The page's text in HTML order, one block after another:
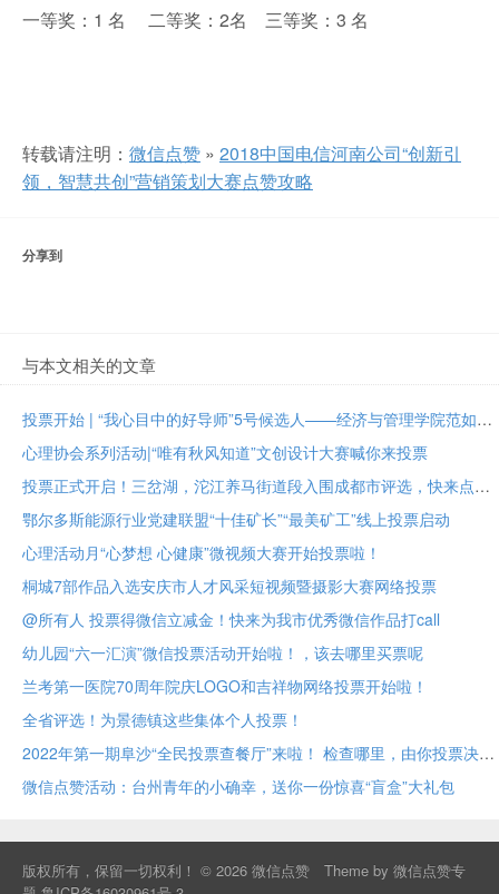
一等奖：1 名 二等奖：2名 三等奖：3 名
转载请注明： 微信点赞 » 2018中国电信河南公司“创新引
领，智慧共创”营销策划大赛点赞攻略
分享到
与本文相关的文章
投票开始 | “我心目中的好导师”5号候选人——经济与管理学院范如国教授
心理协会系列活动|“唯有秋风知道”文创设计大赛喊你来投票
投票正式开启！三岔湖，沱江养马街道段入围成都市评选，快来点赞助力吧
鄂尔多斯能源行业党建联盟“十佳矿长”“最美矿工”线上投票启动
心理活动月“心梦想 心健康”微视频大赛开始投票啦！
桐城7部作品入选安庆市人才风采短视频暨摄影大赛网络投票
@所有人 投票得微信立减金！快来为我市优秀微信作品打call
幼儿园“六一汇演”微信投票活动开始啦！，该去哪里买票呢
兰考第一医院70周年院庆LOGO和吉祥物网络投票开始啦！
全省评选！为景德镇这些集体个人投票！
2022年第一期阜沙“全民投票查餐厅”来啦！ 检查哪里，由你投票决定！
微信点赞活动：台州青年的小确幸，送你一份惊喜“盲盒”大礼包
版权所有，保留一切权利！ © 2026 微信点赞 Theme by 微信点赞专